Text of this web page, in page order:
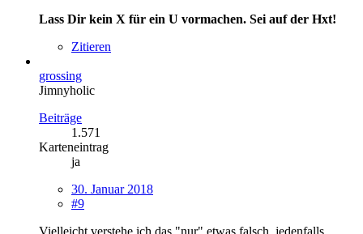
Lass Dir kein X für ein U vormachen. Sei auf der Hxt!
Zitieren
grossing
Jimnyholic
Beiträge
1.571
Karteneintrag
ja
30. Januar 2018
#9
Vielleicht verstehe ich das "nur" etwas falsch, jedenfalls